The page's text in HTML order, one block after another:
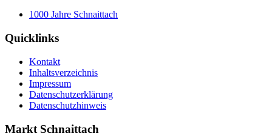
1000 Jahre Schnaittach
Quicklinks
Kontakt
Inhaltsverzeichnis
Impressum
Datenschutzerklärung
Datenschutzhinweis
Markt Schnaittach